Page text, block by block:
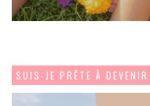
SUIS-JE PRÊTE À